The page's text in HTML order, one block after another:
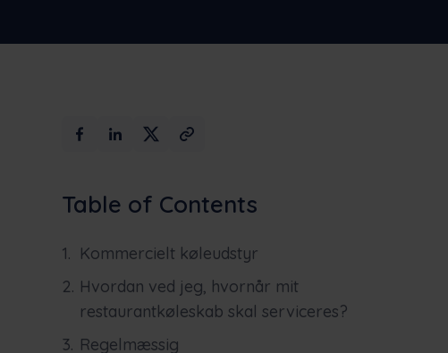
Table of Contents
Kommercielt køleudstyr
Hvordan ved jeg, hvornår mit
restaurantkøleskab skal serviceres?
Regelmæssig